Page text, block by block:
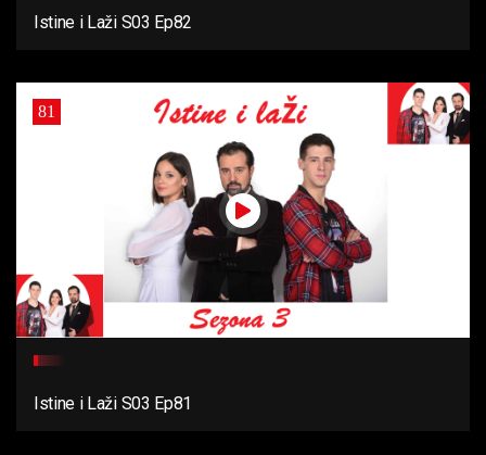
Istine i Laži S03 Ep82
81
Istine i Laži S03 Ep81